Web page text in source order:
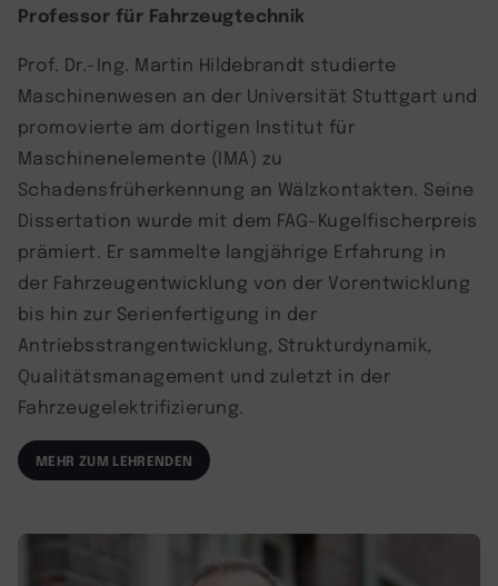
Professor für Fahrzeugtechnik
Prof. Dr.-Ing. Martin Hildebrandt studierte
Maschinenwesen an der Universität Stuttgart und
promovierte am dortigen Institut für
Maschinenelemente (IMA) zu
Schadensfrüherkennung an Wälzkontakten. Seine
Dissertation wurde mit dem FAG-Kugelfischerpreis
prämiert. Er sammelte langjährige Erfahrung in
der Fahrzeugentwicklung von der Vorentwicklung
bis hin zur Serienfertigung in der
Antriebsstrangentwicklung, Strukturdynamik,
Qualitätsmanagement und zuletzt in der
Fahrzeugelektrifizierung.
MEHR ZUM LEHRENDEN